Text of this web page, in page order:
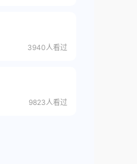
3940人看过
9823人看过